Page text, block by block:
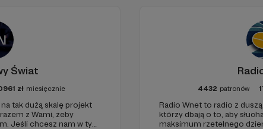
Świat
zł miesięcznie
tak dużą skalę projekt
z Wami, żeby
Jeśli chcesz nam w tym
4432 patronów
Radio Wnet to radio z
którzy dbają o to, aby
maksimum rzetelnego